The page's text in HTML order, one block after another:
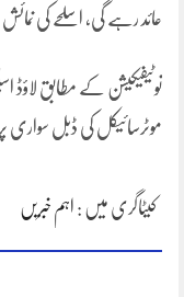
عائد رہے گی، اسلحے کی
نوٹیفیکیشن کے مطابق لاؤڈ
موٹرسائیکل کی ڈبل سواری
کیٹاگری میں : اہم خبریں